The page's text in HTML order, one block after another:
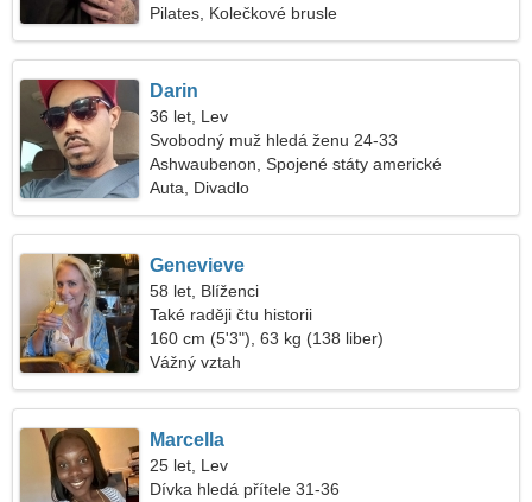
Pilates, Kolečkové brusle
Darin
36 let, Lev
Svobodný muž hledá ženu 24-33
Ashwaubenon, Spojené státy americké
Auta, Divadlo
Genevieve
58 let, Blíženci
Také raději čtu historii
160 cm (5'3"), 63 kg (138 liber)
Vážný vztah
Marcella
25 let, Lev
Dívka hledá přítele 31-36